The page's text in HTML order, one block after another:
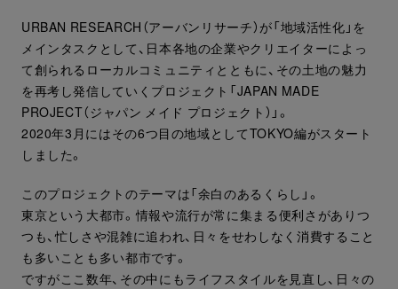
URBAN RESEARCH（アーバンリサーチ）が「地域活性化」を
メインタスクとして、日本各地の企業やクリエイターによっ
て創られるローカルコミュニティとともに、その土地の魅力
を再考し発信していくプロジェクト「JAPAN MADE
PROJECT（ジャパン メイド プロジェクト）」。
2020年3月にはその6つ目の地域としてTOKYO編がスタート
しました。
このプロジェクトのテーマは「余白のあるくらし」。
東京という大都市。情報や流行が常に集まる便利さがありつ
つも、忙しさや混雑に追われ、日々をせわしなく消費すること
も多いことも多い都市です。
ですがここ数年、その中にもライフスタイルを見直し、日々の